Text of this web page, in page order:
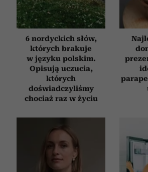
6 nordyckich słów,
których brakuje
w języku polskim.
Opisują uczucia,
których
doświadczyliśmy
chociaż raz w życiu